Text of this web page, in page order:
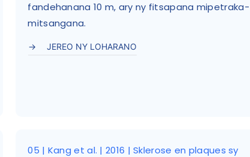
fandehanana 10 m, ary ny fitsapana mipetraka-
mitsangana.
JEREO NY LOHARANO
05 | Kang et al. | 2016 | Sklerose en plaques sy